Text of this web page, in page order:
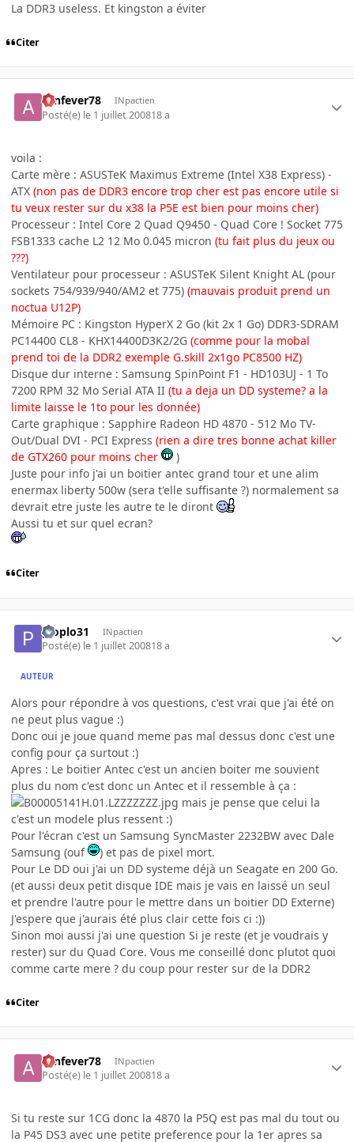
La DDR3 useless. Et kingston a éviter
Citer
aznfever78 INpactien
Posté(e) le 1 juillet 200818 a
voila :
Carte mère : ASUSTeK Maximus Extreme (Intel X38 Express) -
ATX (non pas de DDR3 encore trop cher est pas encore utile si
tu veux rester sur du x38 la P5E est bien pour moins cher)
Processeur : Intel Core 2 Quad Q9450 - Quad Core ! Socket 775
FSB1333 cache L2 12 Mo 0.045 micron (tu fait plus du jeux ou
???)
Ventilateur pour processeur : ASUSTeK Silent Knight AL (pour
sockets 754/939/940/AM2 et 775) (mauvais produit prend un
noctua U12P)
Mémoire PC : Kingston HyperX 2 Go (kit 2x 1 Go) DDR3-SDRAM
PC14400 CL8 - KHX14400D3K2/2G (comme pour la mobal
prend toi de la DDR2 exemple G.skill 2x1go PC8500 HZ)
Disque dur interne : Samsung SpinPoint F1 - HD103UJ - 1 To
7200 RPM 32 Mo Serial ATA II (tu a deja un DD systeme? a la
limite laisse le 1to pour les donnée)
Carte graphique : Sapphire Radeon HD 4870 - 512 Mo TV-
Out/Dual DVI - PCI Express (rien a dire tres bonne achat killer
de GTX260 pour moins cher
)
Juste pour info j'ai un boitier antec grand tour et une alim
enermax liberty 500w (sera t'elle suffisante ?) normalement sa
devrait etre juste les autre te le diront
Aussi tu et sur quel ecran?
Citer
ploplo31 INpactien
Posté(e) le 1 juillet 200818 a
AUTEUR
Alors pour répondre à vos questions, c'est vrai que j'ai été on
ne peut plus vague :)
Donc oui je joue quand meme pas mal dessus donc c'est une
config pour ça surtout :)
Apres : Le boitier Antec c'est un ancien boiter me souvient
plus du nom c'est donc un Antec et il ressemble à ça :
mais je pense que celui la
c'est un modele plus ressent :)
Pour l'écran c'est un Samsung SyncMaster 2232BW avec Dale
Samsung (ouf
) et pas de pixel mort.
Pour Le DD oui j'ai un DD systeme déjà un Seagate en 200 Go.
(et aussi deux petit disque IDE mais je vais en laissé un seul
et prendre l'autre pour le mettre dans un boitier DD Externe)
J'espere que j'aurais été plus clair cette fois ci :))
Sinon moi aussi j'ai une question Si je reste (et je voudrais y
rester) sur du Quad Core. Vous me conseillé donc plutot quoi
comme carte mere ? du coup pour rester sur de la DDR2
Citer
aznfever78 INpactien
Posté(e) le 1 juillet 200818 a
Si tu reste sur 1CG donc la 4870 la P5Q est pas mal du tout ou
la P45 DS3 avec une petite preference pour la 1er apres sa